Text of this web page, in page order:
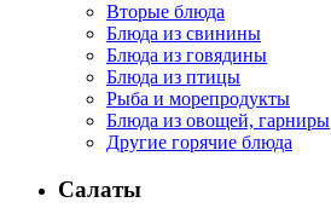
Вторые блюда
Блюда из свинины
Блюда из говядины
Блюда из птицы
Рыба и морепродукты
Блюда из овощей, гарниры
Другие горячие блюда
Салаты